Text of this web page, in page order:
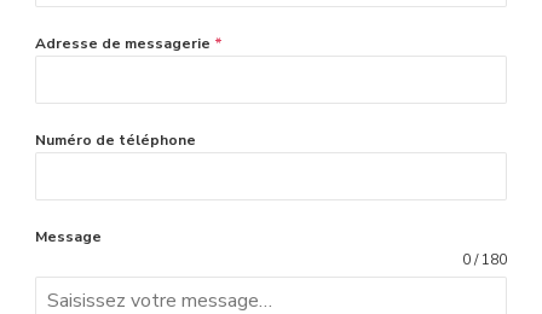
Adresse de messagerie *
Numéro de téléphone
Message
0 / 180